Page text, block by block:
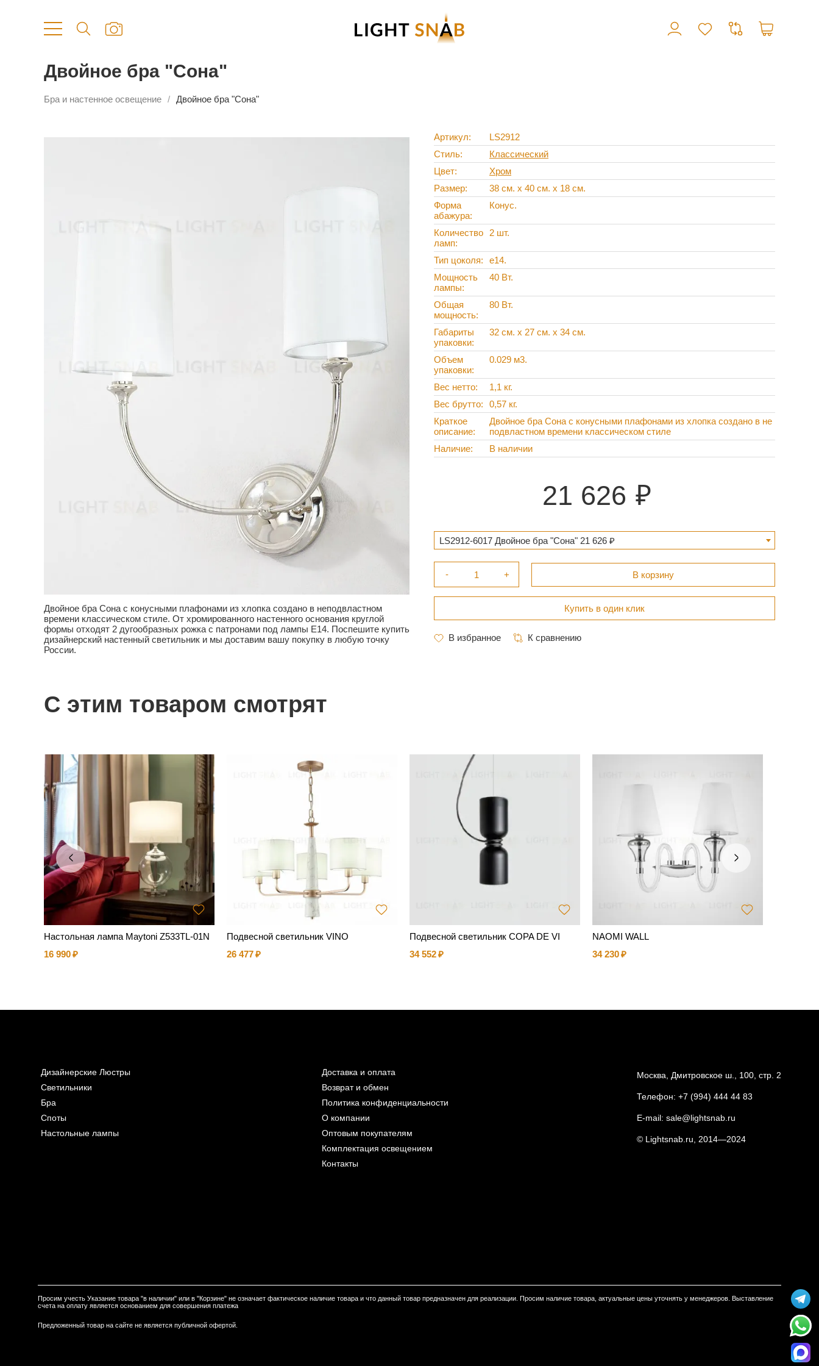
Двойное бра "Сона"
Бра и настенное освещение Двойное бра "Сона"
Двойное бра Сона с конусными плафонами из хлопка создано в неподвластном
времени классическом стиле. От хромированного настенного основания круглой
формы отходят 2 дугообразных рожка с патронами под лампы Е14. Поспешите купить
дизайнерский настенный светильник и мы доставим вашу покупку в любую точку
России.
Артикул
LS2912
Стиль
Классический
Цвет
Хром
Размер
38 см. x 40 см. x 18 см.
Форма
абажура
Конус.
Количество
ламп
2 шт.
Тип цоколя
е14.
Мощность
лампы
40 Вт.
Общая
мощность
80 Вт.
Габариты
упаковки
32 см. x 27 см. x 34 см.
Объем
упаковки
0.029 м3.
Вес нетто
1,1 кг.
Вес брутто
0,57 кг.
Краткое
описание
Двойное бра Сона с конусными плафонами из хлопка создано в не
подвластном времени классическом стиле
Наличие
В наличии
21 626
LS2912-6017 Двойное бра "Сона" 21 626 ₽
С этим товаром смотрят
Настольная лампа Maytoni Z533TL-01N
16 990
Подвесной светильник VINO
26 477
Подвесной светильник COPA DE VI
34 552
NAOMI WALL
34 230
Дизайнерские Люстры
Светильники
Бра
Споты
Настольные лампы
Доставка и оплата
Возврат и обмен
Политика конфиденциальности
О компании
Оптовым покупателям
Комплектация освещением
Контакты
Москва, Дмитровское ш., 100, стр. 2
Телефон: +7 (994) 444 44 83
E-mail: sale@lightsnab.ru
© Lightsnab.ru, 2014—2024
Просим учесть Указание товара "в наличии" или в "Корзине" не означает фактическое наличие товара и что данный товар предназначен для реализации. Просим наличие товара, актуальные цены уточнять у менеджеров. Выставление
счета на оплату является основанием для совершения платежа
Предложенный товар на сайте не является публичной офертой.